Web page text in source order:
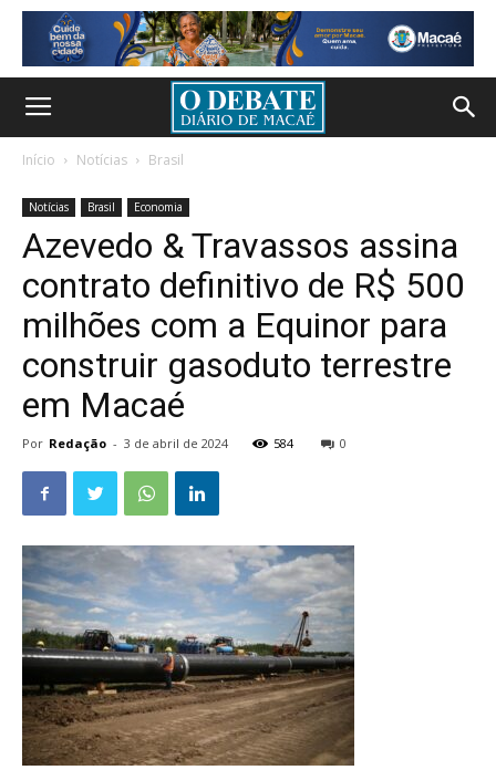
Início Notícias Brasil
Notícias Brasil Economia
Azevedo & Travassos assina
contrato definitivo de R$ 500
milhões com a Equinor para
construir gasoduto terrestre
em Macaé
Por Redação - 3 de abril de 2024 584 0